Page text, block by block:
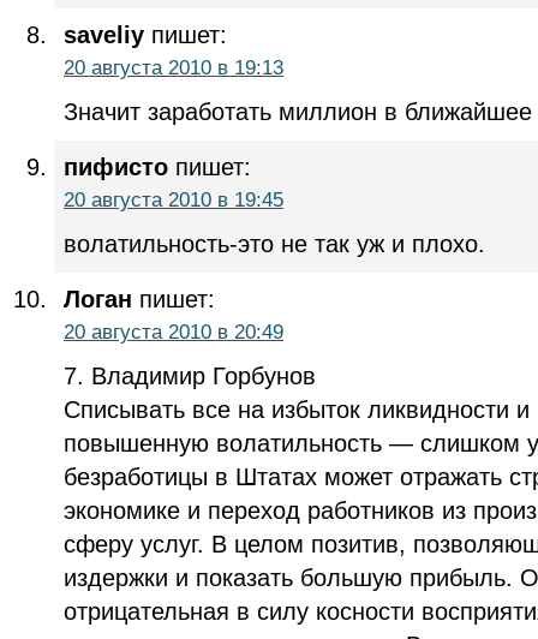
saveliy пишет:
20 августа 2010 в 19:13
Значит заработать миллион в
пифисто пишет:
20 августа 2010 в 19:45
волатильность-это не так уж и плохо.
Логан пишет:
20 августа 2010 в 20:49
7. Владимир Горбунов
Списывать все на избыток ликвидности и
повышенную волатильность — слишком
безработицы в Штатах может отражать
экономике и переход работников из
сферу услуг. В целом позитив,
издержки и показать большую прибыль.
отрицательная в силу косности